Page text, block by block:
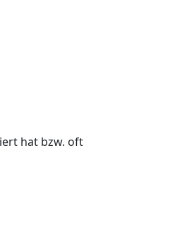
hat bzw. oft